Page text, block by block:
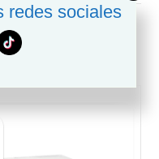
redes sociales